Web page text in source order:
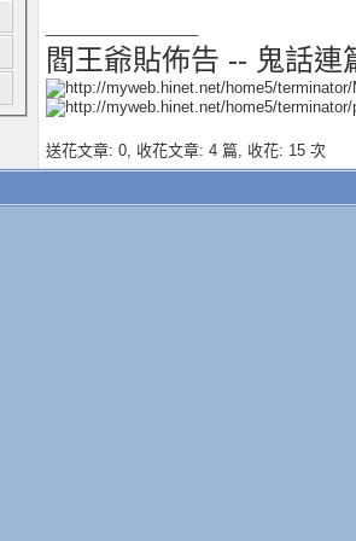
閻王爺貼佈告 -- 鬼話連
送花文章: 0, 收花文章: 4 篇, 收花: 15 次